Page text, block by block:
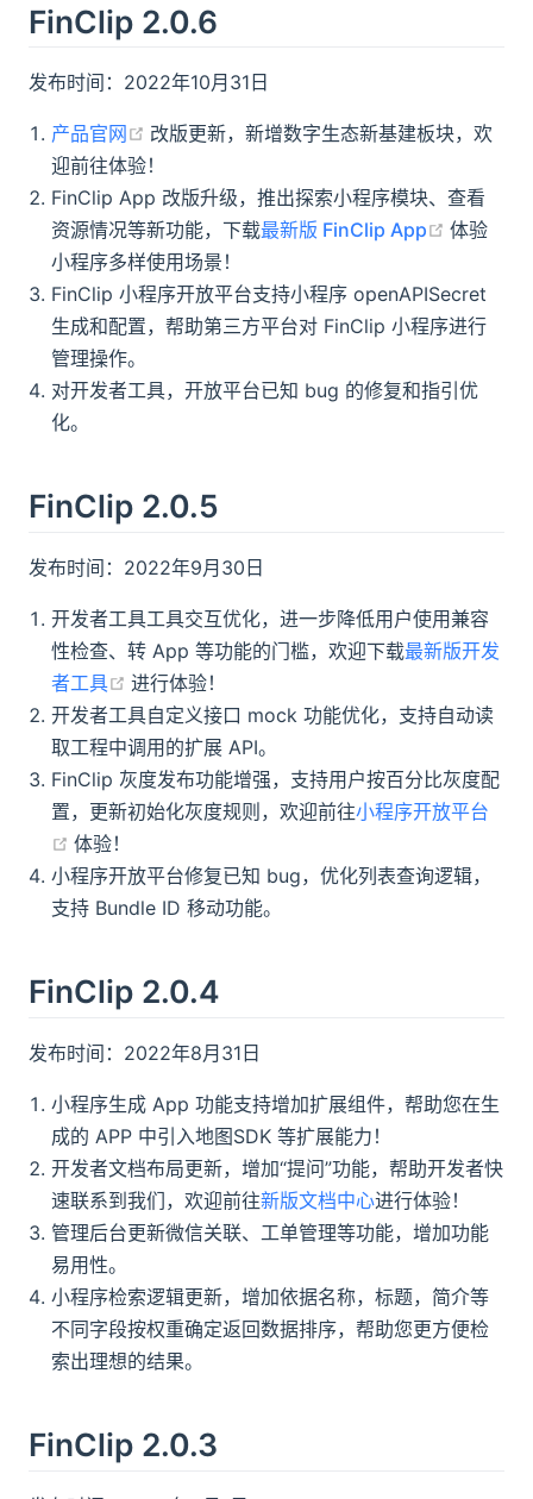
FinClip 2.0.6
发布时间：2022年10月31日
产品官网 (opens new window)
改版更新，新增数字生态新基建板块，欢
迎前往体验！
FinClip App 改版升级，推出探索小程序模块、查看
资源情况等新功能，下载最新版 FinClip App (opens
体验
小程序多样使用场景！
FinClip 小程序开放平台支持小程序 openAPISecret
生成和配置，帮助第三方平台对 FinClip 小程序进行
管理操作。
对开发者工具，开放平台已知 bug 的修复和指引优
化。
FinClip 2.0.5
发布时间：2022年9月30日
开发者工具工具交互优化，进一步降低用户使用兼容
性检查、转 App 等功能的门槛，欢迎下载最新版开发
者工具
(opens new window)
进行体验！
开发者工具自定义接口 mock 功能优化，支持自动读
取工程中调用的扩展 API。
FinClip 灰度发布功能增强，支持用户按百分比灰度配
置，更新初始化灰度规则，欢迎前往小程序开放平台
(opens new window)
体验！
小程序开放平台修复已知 bug，优化列表查询逻辑，
支持 Bundle ID 移动功能。
FinClip 2.0.4
发布时间：2022年8月31日
小程序生成 App 功能支持增加扩展组件，帮助您在生
成的 APP 中引入地图SDK 等扩展能力！
开发者文档布局更新，增加“提问”功能，帮助开发者快
速联系到我们，欢迎前往新版文档中心进行体验！
管理后台更新微信关联、工单管理等功能，增加功能
易用性。
小程序检索逻辑更新，增加依据名称，标题，简介等
不同字段按权重确定返回数据排序，帮助您更方便检
索出理想的结果。
FinClip 2.0.3